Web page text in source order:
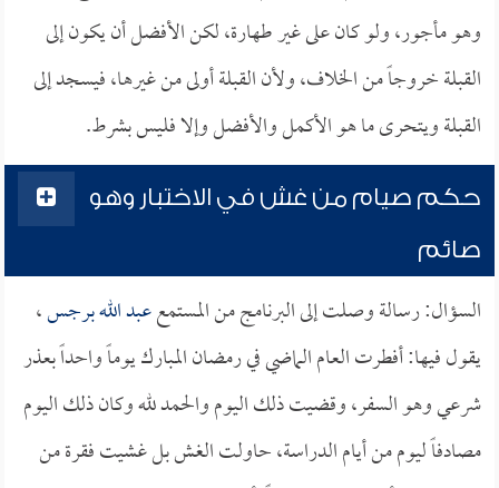
وهو مأجور، ولو كان على غير طهارة، لكن الأفضل أن يكون إلى
القبلة خروجاً من الخلاف، ولأن القبلة أولى من غيرها، فيسجد إلى
القبلة ويتحرى ما هو الأكمل والأفضل وإلا فليس بشرط.
حكم صيام من غش في الاختبار وهو
صائم
السؤال: رسالة وصلت إلى البرنامج من المستمععبد الله برجس،
يقول فيها: أفطرت العام الماضي في رمضان المبارك يوماً واحداً بعذر
شرعي وهو السفر، وقضيت ذلك اليوم والحمد لله وكان ذلك اليوم
مصادفاً ليوم من أيام الدراسة، حاولت الغش بل غشيت فقرة من